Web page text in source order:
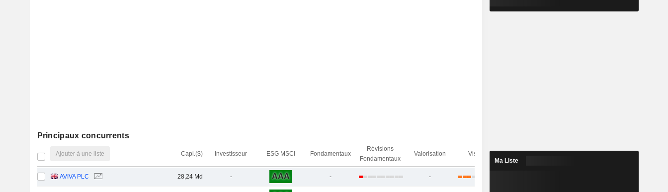
Principaux concurrents
Ajouter à une liste Capi.($) Investisseur ESG MSCI Fondamentaux
Révisions
Fondamentaux
Valorisation Visibilité
AVIVA PLC 28,24 Md - AAA - -
Ma Liste